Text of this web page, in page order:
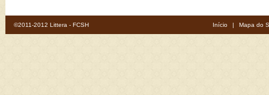
©2011-2012 Littera - FCSH Início | Mapa do